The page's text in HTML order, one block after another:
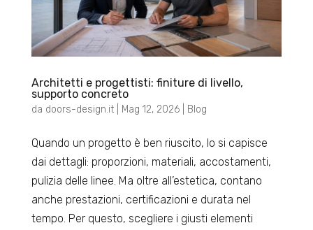
Architetti e progettisti: finiture di livello,
supporto concreto
da doors-design.it| Mag 12, 2026| Blog
Quando un progetto è ben riuscito, lo si capisce
dai dettagli: proporzioni, materiali, accostamenti,
pulizia delle linee. Ma oltre all’estetica, contano
anche prestazioni, certificazioni e durata nel
tempo. Per questo, scegliere i giusti elementi